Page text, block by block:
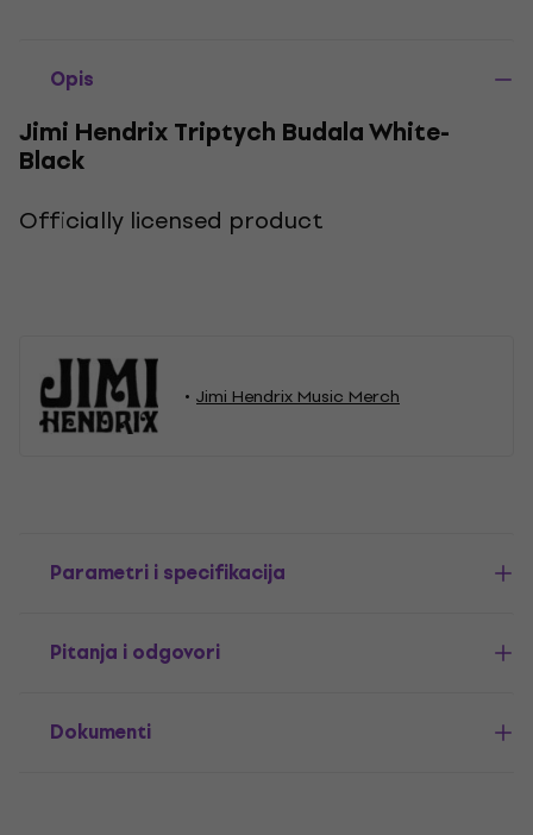
Opis
Jimi Hendrix Triptych Budala White-
Black
Officially licensed product
Jimi Hendrix Music Merch
Parametri i specifikacija
Pitanja i odgovori
Dokumenti